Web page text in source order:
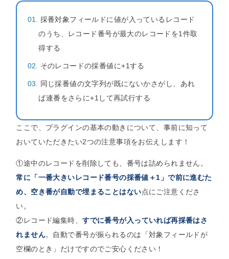
採番対象フィールドに値が入っているレコード
のうち、レコード番号が最大のレコードを1件取
得する
そのレコードの採番値に+1する
同じ採番値の文字列が既にないかさがし、あれ
ば連番をさらに+1して再試行する
ここで、プラグインの基本の動きについて、事前に知って
おいていただきたい2つの注意事項をお伝えします！
①途中のレコードを削除しても、番号は詰められません。
常に「一番大きいレコード番号の採番値＋1」で前に進むた
め、空き番が自動で埋まることはない点にご注意くださ
い。
②レコード編集時、すでに番号が入っていれば再採番はさ
れません。自動で番号が振られるのは「対象フィールドが
空欄のとき」だけですのでご安心ください！